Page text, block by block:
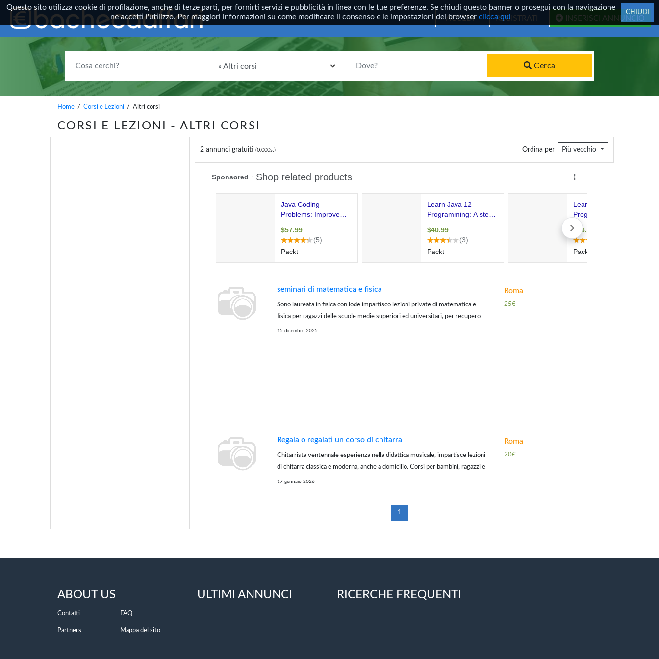
Questo sito utilizza cookie di profilazione, anche di terze parti, per fornirti servizi e pubblicità in linea con le tue preferenze. Se chiudi questo banner o prosegui con la navigazione
ne accetti l'utilizzo. Per maggiori informazioni su come modificare il consenso e le impostazioni dei browser clicca qui
CHIUDI
ACCEDI REGISTRATI INSERISCI ANNUNCIO
Cerca
Home / Corsi e Lezioni / Altri corsi
CORSI E LEZIONI - ALTRI CORSI
2 annunci gratuiti (0,000s.) Ordina per Più vecchio
seminari di matematica e fisica
Sono laureata in fisica con lode impartisco lezioni private di matematica e
fisica per ragazzi delle scuole medie superiori ed universitari, per recupero
debiti formativi, rafforzamento conoscenze teoriche e potenziamento
15 dicembre 2025
Roma
25€
Regala o regalati un corso di chitarra
Chitarrista ventennale esperienza nella didattica musicale, impartisce lezioni
di chitarra classica e moderna, anche a domicilio. Corsi per bambini, ragazzi e
adulti. Roma, zona Monteverde. cellulare ...
17 gennaio 2026
Roma
20€
1
ABOUT US
Contatti FAQ
Partners Mappa del sito
ULTIMI ANNUNCI RICERCHE FREQUENTI